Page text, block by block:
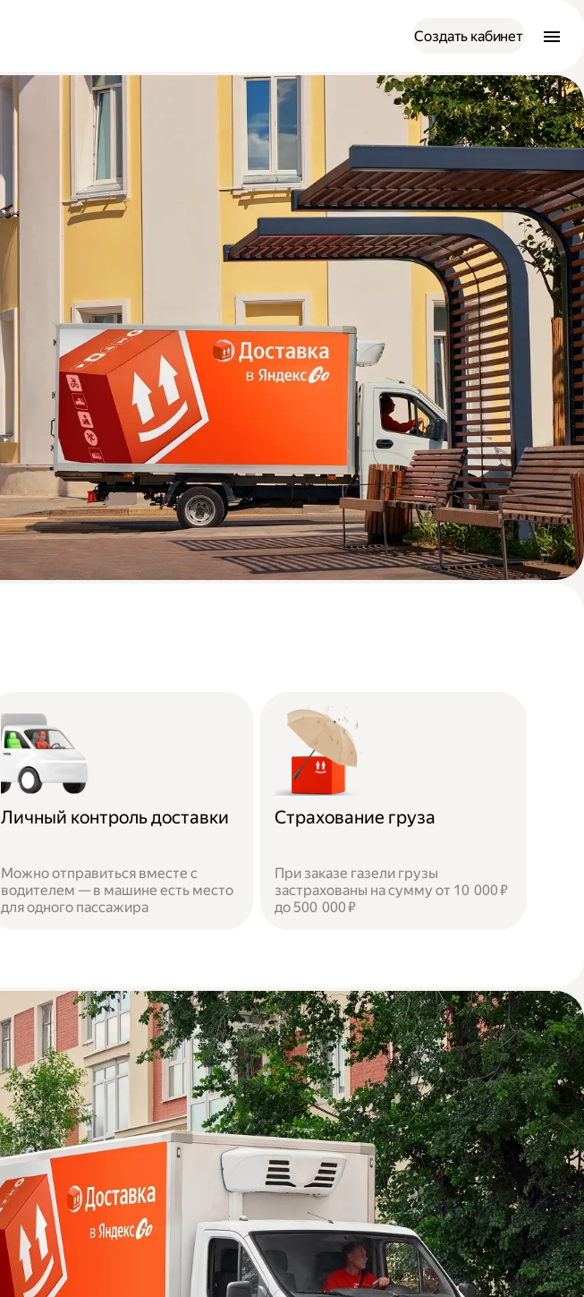
Создать кабинет
Личный контроль доставки
Можно отправиться вместе с
водителем — в машине есть место
для одного пассажира
Страхование груза
При заказе газели грузы
застрахованы на сумму от 10 000 ₽
до 500 000 ₽